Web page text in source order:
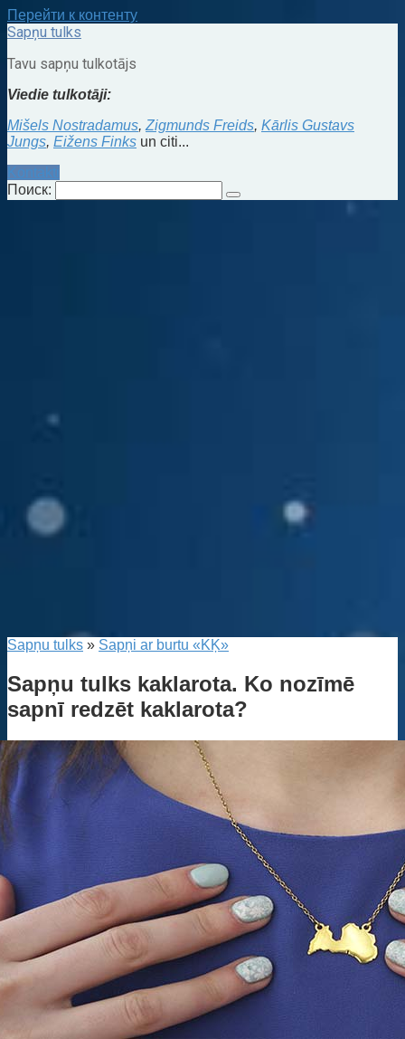
Перейти к контенту
Sapņu tulks
Tavu sapņu tulkotājs
Viedie tulkotāji:
Mišels Nostradamus, Zigmunds Freids, Kārlis Gustavs
Jungs, Eižens Finks un citi...
Kontakti
Поиск:
Sapņu tulks » Sapņi ar burtu «KĶ»
Sapņu tulks kaklarota. Ko nozīmē
sapnī redzēt kaklarota?